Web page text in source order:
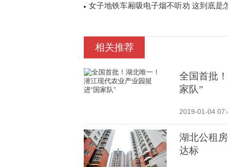
女子地铁车厢吸电子烟不听劝 这到底是
相关推荐
全国首批
家队”
2019-01-04
湖北公租
达标